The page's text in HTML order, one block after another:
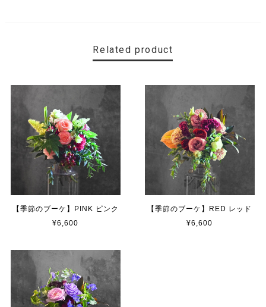
Related product
【季節のブーケ】PINK ピンク
¥6,600
【季節のブーケ】RED レッド
¥6,600